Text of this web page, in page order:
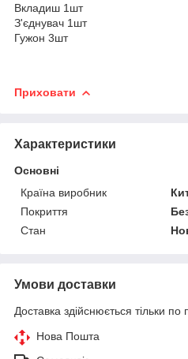
Вкладиш 1шт
З'єднувач 1шт
Гужон 3шт
Приховати
Характеристики
Основні
Країна виробник
Покриття
Стан
Умови доставки
Доставка здійснюється тільки по
Нова Пошта